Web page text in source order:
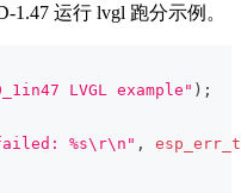
1.47 运行 lvgl 跑分示例。
LVGL example" ) ;
%s\r\n" ,